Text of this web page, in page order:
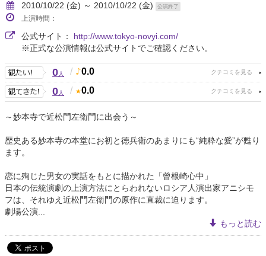
2010/10/22 (金) ～ 2010/10/22 (金)
公演終了
上演時間：
公式サイト： http://www.tokyo-novyi.com/
※正式な公演情報は公式サイトでご確認ください。
0人 / 0.0
0人 / 0.0
～妙本寺で近松門左衛門に出会う～
歴史ある妙本寺の本堂にお初と徳兵衛のあまりにも“純粋な愛”が甦り
ます。
恋に殉じた男女の実話をもとに描かれた「曾根崎心中」
日本の伝統演劇の上演方法にとらわれないロシア人演出家アニシモ
フは、それゆえ近松門左衛門の原作に直裁に迫ります。
劇場公演...
もっと読む